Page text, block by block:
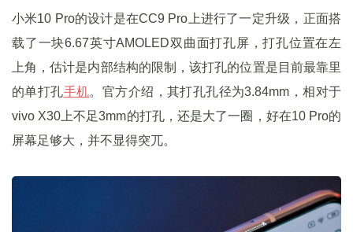
小米10 Pro的设计是在CC9 Pro上进行了一定升级，正面搭
载了一块6.67英寸AMOLED双曲面打孔屏，打孔位置在左
上角，估计是内部结构的限制，该打孔的位置是目前最靠里
的单打孔手机。官方介绍，其打孔孔径为3.84mm，相对于
vivo X30上不足3mm的打孔，还是大了一圈，好在10 Pro的
屏幕足够大，并不显得突兀。